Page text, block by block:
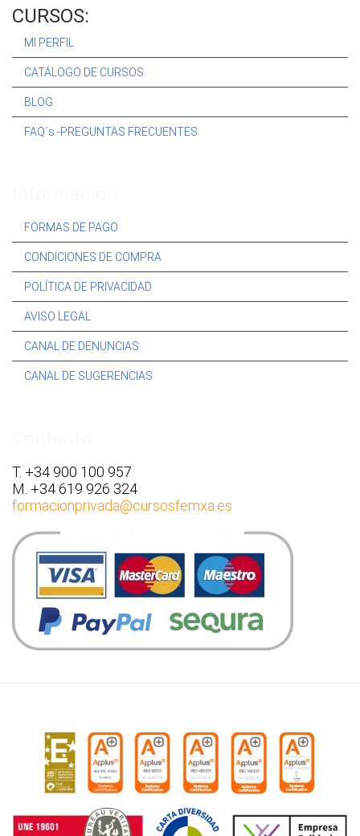
CURSOS:
MI PERFIL
CATÁLOGO DE CURSOS
BLOG
FAQ´s -PREGUNTAS FRECUENTES
FORMAS DE PAGO
CONDICIONES DE COMPRA
POLÍTICA DE PRIVACIDAD
AVISO LEGAL
CANAL DE DENUNCIAS
CANAL DE SUGERENCIAS
T. +34 900 100 957
M. +34 619 926 324
formacionprivada@cursosfemxa.es